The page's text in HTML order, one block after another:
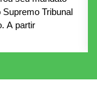
Tribunal
A partir